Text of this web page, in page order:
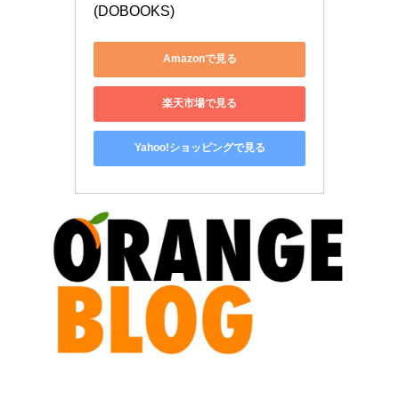
(DOBOOKS)
Amazonで見る
楽天市場で見る
Yahoo!ショッピングで見る